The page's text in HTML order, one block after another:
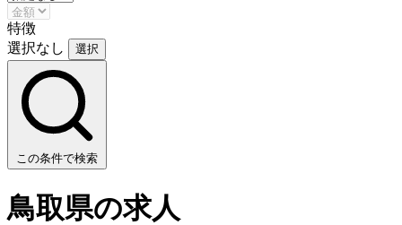
特徴
選択なし
選択
この条件で検索
鳥取県の求人